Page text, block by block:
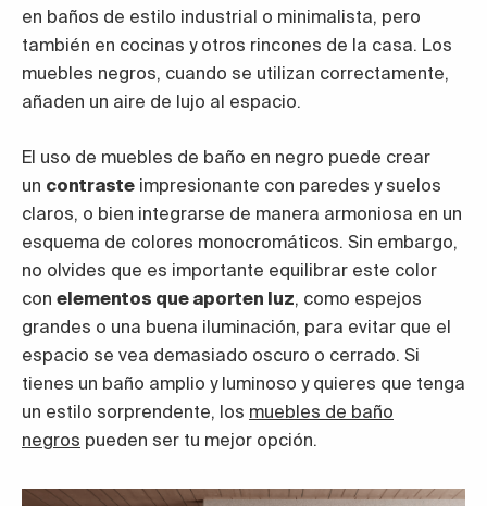
en baños de estilo industrial o minimalista, pero
también en cocinas y otros rincones de la casa. Los
muebles negros, cuando se utilizan correctamente,
añaden un aire de lujo al espacio.
El uso de muebles de baño en negro puede crear
un contraste impresionante con paredes y suelos
claros, o bien integrarse de manera armoniosa en un
esquema de colores monocromáticos. Sin embargo,
no olvides que es importante equilibrar este color
con elementos que aporten luz, como espejos
grandes o una buena iluminación, para evitar que el
espacio se vea demasiado oscuro o cerrado. Si
tienes un baño amplio y luminoso y quieres que tenga
un estilo sorprendente, los muebles de baño
negros pueden ser tu mejor opción.